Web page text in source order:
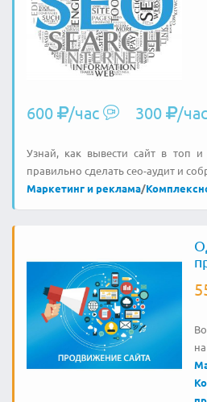
600 /час 300 /час
Узнай, как вывести сайт в топ
правильно сделать сео-аудит и
Маркетинг и реклама/